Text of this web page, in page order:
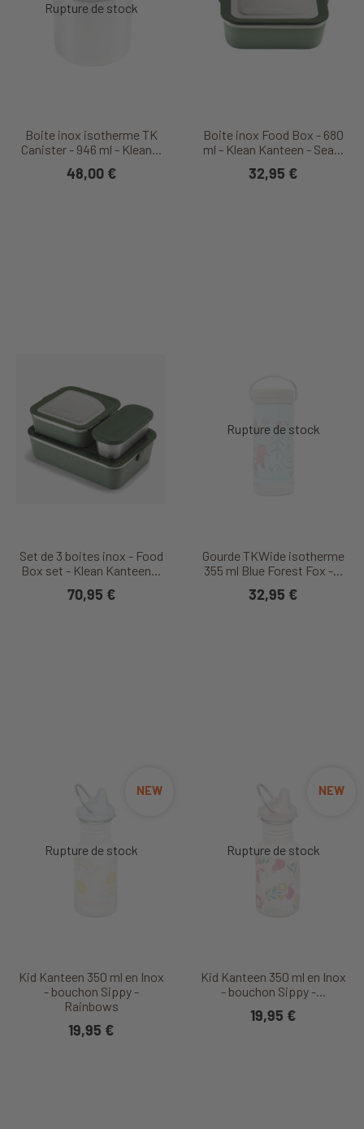
Boite inox isotherme TK
Canister - 946 ml - Klean...
48,00 €
Boite inox Food Box - 680
ml - Klean Kanteen - Sea...
32,95 €
Set de 3 boites inox - Food
Box set - Klean Kanteen...
70,95 €
Gourde TKWide isotherme
355 ml Blue Forest Fox -...
32,95 €
Kid Kanteen 350 ml en Inox
- bouchon Sippy -
Rainbows
NEW
19,95 €
Kid Kanteen 350 ml en Inox
- bouchon Sippy -...
NEW
19,95 €